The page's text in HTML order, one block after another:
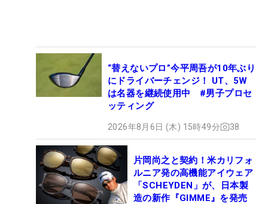
“替えないプロ”今平周吾が10年ぶり
にドライバーチェンジ！ UT、5W
は名器を継続使用中 #男子プロセ
ッティング
2026年8月6日 (木) 15時49分 38
片岡尚之と契約！米カリフォ
ルニア発の高機能アイウェア
「SCHEYDEN」が、日本製
造の新作『GIMME』を発売